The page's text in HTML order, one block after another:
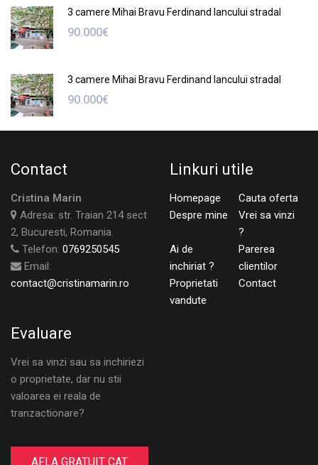
3 camere Mihai Bravu Ferdinand Iancului stradal
90.000€
3 camere Mihai Bravu Ferdinand Iancului stradal
90.000€
Contact
Cristina Marin
Adresa: str. Traian 214 sect
2, Bucuresti, Romania.
Telefon: 0769250545
Email:
contact@cristinamarin.ro
Linkuri utile
Homepage
Cauta oferta
Despre mine
Vrei sa vinzi
?
Ai de
inchiriat ?
Parerea
clientilor
Proprietati
vandute
Contact
Evaluare
Vrei sa vinzi sau sa inchiriezi
o proprietate, dar nu stii
valoarea ei reala de
tranzactionare?
AFLA GRATUIT CAT